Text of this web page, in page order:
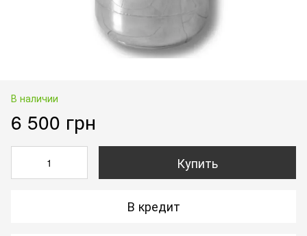
В наличии
6 500 грн
Купить
В кредит